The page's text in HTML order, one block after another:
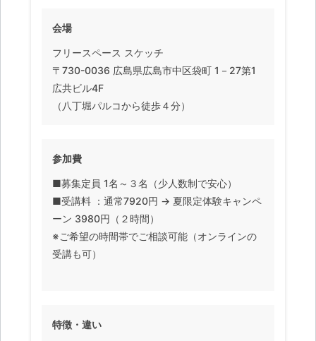
会場
フリースペース スケッチ
〒730-0036 広島県広島市中区袋町 1－27第1
広共ビル4F
（八丁堀パルコから徒歩４分）
参加費
■募集定員 1名～３名（少人数制で安心）
■受講料 ：通常7920円 → 夏限定体験キャンペ
ーン 3980円（２時間）
※ご希望の時間帯でご相談可能（オンラインの
受講も可）
特徴・違い